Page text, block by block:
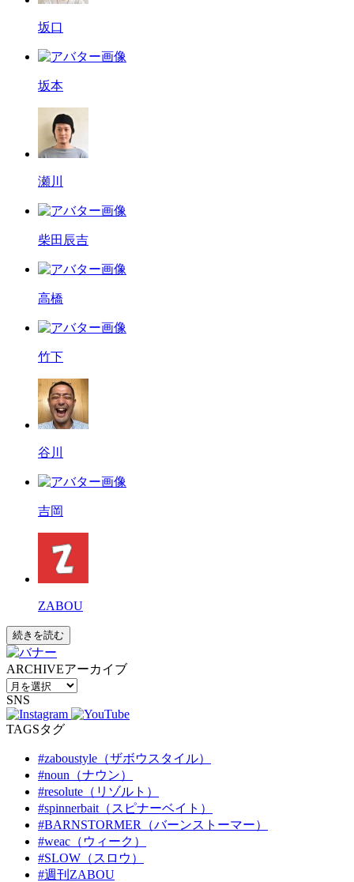
坂口
坂本
瀬川
柴田辰吉
高橋
竹下
谷川
吉岡
ZABOU
続きを読む
ARCHIVEアーカイブ
SNS
TAGSタグ
#zaboustyle（ザボウスタイル）
#noun（ナウン）
#resolute（リゾルト）
#spinnerbait（スピナーベイト）
#BARNSTORMER（バーンストーマー）
#weac（ウィーク）
#SLOW（スロウ）
#週刊ZABOU